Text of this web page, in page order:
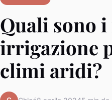
Quali sono
irrigazione
climi aridi?